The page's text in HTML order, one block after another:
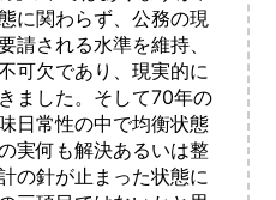
に関わらず、公務の現
請される水準を維持、
可欠であり、現実的に
ました。そして70年の
日常性の中で均衡状態
実何も解決あるいは整
の針が止まった状態に